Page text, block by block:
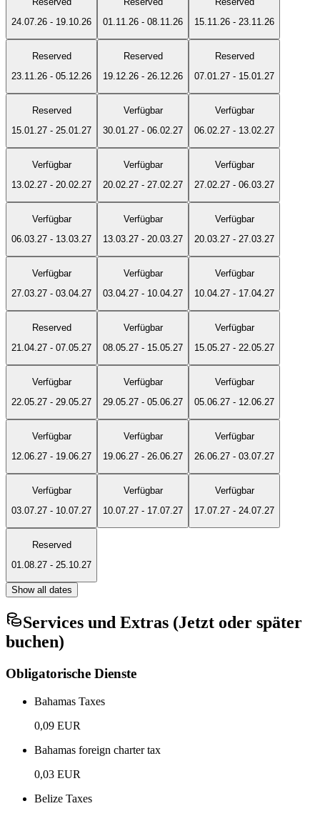
24.07.26 - 19.10.26
01.11.26 - 08.11.26
15.11.26 - 23.11.26
Reserved
23.11.26 - 05.12.26
Reserved
19.12.26 - 26.12.26
Reserved
07.01.27 - 15.01.27
Reserved
15.01.27 - 25.01.27
Verfügbar
30.01.27 - 06.02.27
Verfügbar
06.02.27 - 13.02.27
Verfügbar
13.02.27 - 20.02.27
Verfügbar
20.02.27 - 27.02.27
Verfügbar
27.02.27 - 06.03.27
Verfügbar
06.03.27 - 13.03.27
Verfügbar
13.03.27 - 20.03.27
Verfügbar
20.03.27 - 27.03.27
Verfügbar
27.03.27 - 03.04.27
Verfügbar
03.04.27 - 10.04.27
Verfügbar
10.04.27 - 17.04.27
Reserved
21.04.27 - 07.05.27
Verfügbar
08.05.27 - 15.05.27
Verfügbar
15.05.27 - 22.05.27
Verfügbar
22.05.27 - 29.05.27
Verfügbar
29.05.27 - 05.06.27
Verfügbar
05.06.27 - 12.06.27
Verfügbar
12.06.27 - 19.06.27
Verfügbar
19.06.27 - 26.06.27
Verfügbar
26.06.27 - 03.07.27
Verfügbar
03.07.27 - 10.07.27
Verfügbar
10.07.27 - 17.07.27
Verfügbar
17.07.27 - 24.07.27
Reserved
01.08.27 - 25.10.27
Show all dates
Services und Extras (Jetzt oder später
buchen)
Obligatorische Dienste
Bahamas Taxes
0,09 EUR
Bahamas foreign charter tax
0,03 EUR
Belize Taxes